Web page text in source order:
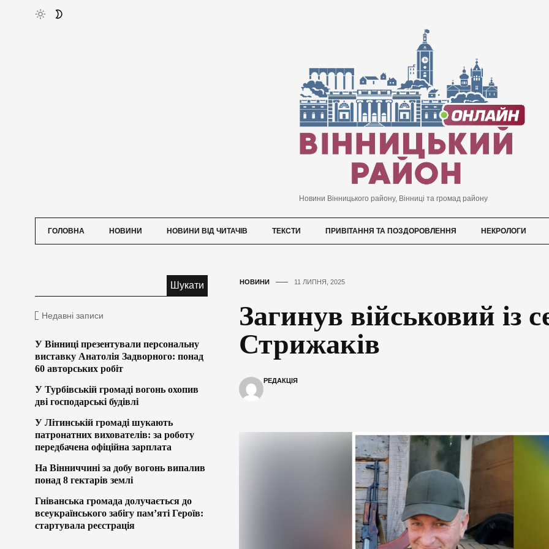
Новини Вінницького району, Вінниці та громад району
ГОЛОВНА НОВИНИ НОВИНИ ВІД ЧИТАЧІВ ТЕКСТИ ПРИВІТАННЯ ТА ПОЗДОРОВЛЕННЯ НЕКРОЛОГИ
НОВИНИ 11 ЛИПНЯ, 2025
Загинув військовий із
Стрижаків
РЕДАКЦІЯ
Недавні записи
У Вінниці презентували персональну
виставку Анатолія Задворного: понад
60 авторських робіт
У Турбівській громаді вогонь охопив
дві господарські будівлі
У Літинській громаді шукають
патронатних вихователів: за роботу
передбачена офіційна зарплата
На Вінниччині за добу вогонь випалив
понад 8 гектарів землі
Гніванська громада долучається до
всеукраїнського забігу пам’яті Героїв:
стартувала реєстрація